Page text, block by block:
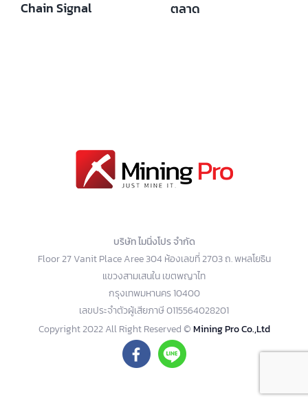
Chain Signal
ตลาด
บริษัท ไมนิ่งโปร จำกัด
Floor 27 Vanit Place Aree 304 ห้องเลขที่ 2703 ถ. พหลโยธิน
แขวงสามเสนใน เขตพญาไท
กรุงเทพมหานคร 10400
เลขประจำตัวผู้เสียภาษี 0115564028201
Copyright 2022 All Right Reserved ©Mining Pro Co.,Ltd